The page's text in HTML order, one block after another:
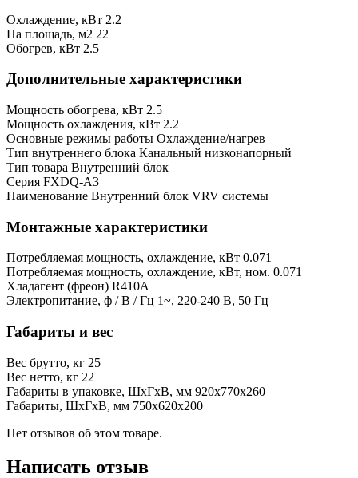
Охлаждение, кВт 2.2
На площадь, м2 22
Обогрев, кВт 2.5
Дополнительные характеристики
Мощность обогрева, кВт 2.5
Мощность охлаждения, кВт 2.2
Основные режимы работы Охлаждение/нагрев
Тип внутреннего блока Канальный низконапорный
Тип товара Внутренний блок
Серия FXDQ-A3
Наименование Внутренний блок VRV системы
Монтажные характеристики
Потребляемая мощность, охлаждение, кВт 0.071
Потребляемая мощность, охлаждение, кВт, ном. 0.071
Хладагент (фреон) R410A
Электропитание, ф / В / Гц 1~, 220-240 В, 50 Гц
Габариты и вес
Вес брутто, кг 25
Вес нетто, кг 22
Габариты в упаковке, ШхГхВ, мм 920x770x260
Габариты, ШхГхВ, мм 750x620x200
Нет отзывов об этом товаре.
Написать отзыв